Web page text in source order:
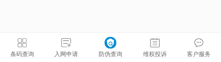
条码查询 入网申请 防伪查询 维权投诉 客户服务